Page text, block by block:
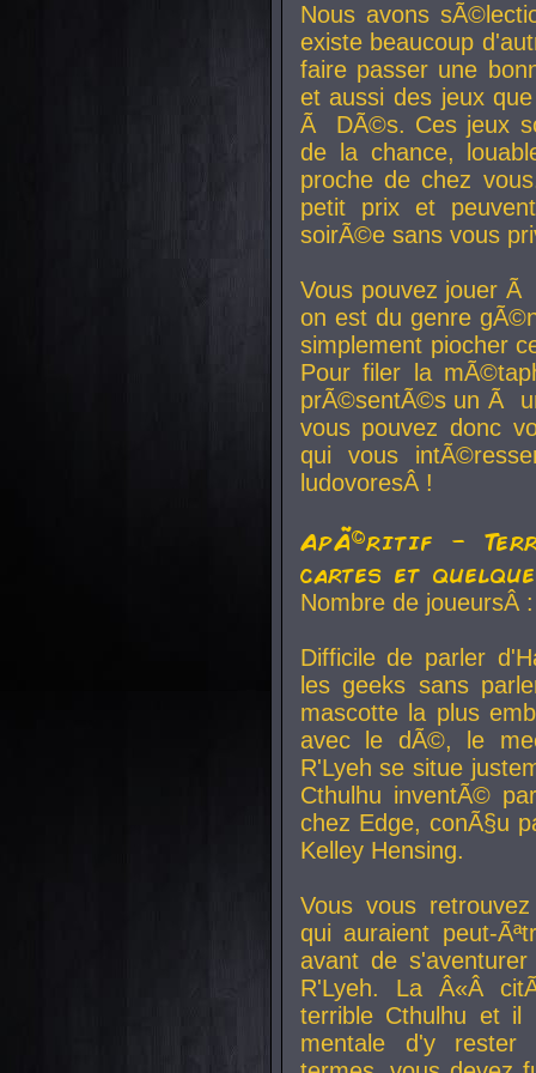
Nous avons
existe beaucoup
faire passer une
et aussi des jeux
Ã DÃ©s. Ces jeux
de la chance,
proche de chez
petit prix et
soirÃ©e sans vous
Vous pouvez jouer
on est du genre
simplement piocher
Pour filer la
prÃ©sentÃ©s un Ã
vous pouvez donc
qui vous
ludovoresÂ !
ApÃ©ritif -
cartes et
Nombre de
Difficile de parler
les geeks sans
mascotte la plus
avec le dÃ©, le
R'Lyeh se situe
Cthulhu inventÃ©
chez Edge, conÃ§u
Kelley Hensing.
Vous vous
qui auraient peut-
avant de
R'Lyeh. La Â«Â
terrible Cthulhu et
mentale d'y rester